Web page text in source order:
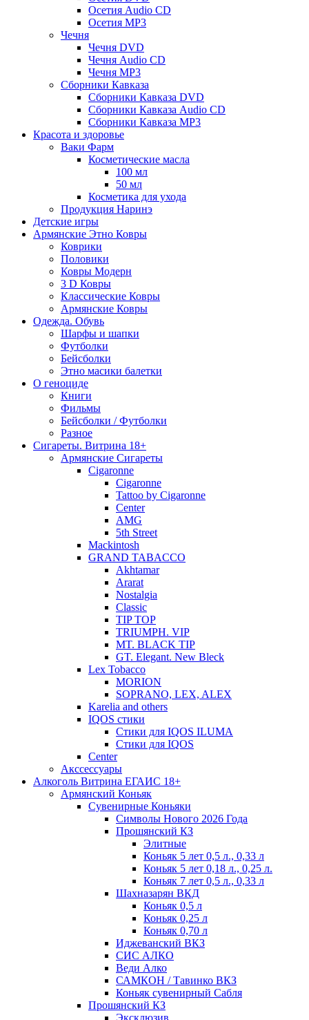
Осетия Audio CD
Осетия MP3
Чечня
Чечня DVD
Чечня Audio CD
Чечня MP3
Сборники Кавказа
Сборники Кавказа DVD
Сборники Кавказа Audio CD
Сборники Кавказа MP3
Красота и здоровье
Ваки Фарм
Косметические масла
100 мл
50 мл
Косметика для ухода
Продукция Наринэ
Детские игры
Армянские Этно Ковры
Коврики
Половики
Ковры Модерн
3 D Ковры
Классические Ковры
Армянские Ковры
Одежда. Обувь
Шарфы и шапки
Футболки
Бейсболки
Этно масики балетки
О геноциде
Книги
Фильмы
Бейсболки / Футболки
Разное
Сигареты. Витрина 18+
Армянские Сигареты
Cigaronne
Cigaronne
Tattoo by Cigaronne
Center
AMG
5th Street
Mackintosh
GRAND TABACCO
Akhtamar
Ararat
Nostalgia
Classic
TIP TOP
TRIUMPH. VIP
MT. BLACK TIP
GT. Elegant. New Bleck
Lex Tobacco
MORION
SOPRANO, LEX, ALEX
Karelia and others
IQOS стики
Стики для IQOS ILUMA
Стики для IQOS
Сenter
Акссессуары
Алкоголь Витрина ЕГАИС 18+
Армянский Коньяк
Сувенирные Коньяки
Символы Нового 2026 Года
Прошянский КЗ
Элитные
Коньяк 5 лет 0,5 л., 0,33 л
Коньяк 5 лет 0,18 л., 0,25 л.
Коньяк 7 лет 0,5 л., 0,33 л
Шахназарян ВКД
Коньяк 0,5 л
Коньяк 0,25 л
Коньяк 0,70 л
Иджеванский ВКЗ
СИС АЛКО
Веди Алко
САМКОН / Тавинко ВКЗ
Коньяк сувенирный Сабля
Прошянский КЗ
Эксклюзив